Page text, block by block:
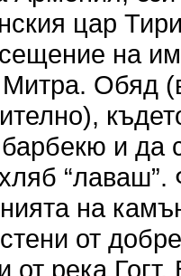
цар
на
Обяд
барбекю и
на
от
от река